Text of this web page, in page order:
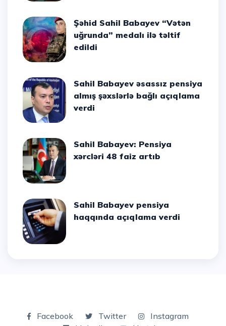
Şəhid Sahil Babayev “Vətən
uğrunda” medalı ilə təltif
edildi
Sahil Babayev əsassız pensiya
almış şəxslərlə bağlı açıqlama
verdi
Sahil Babayev: Pensiya
xərcləri 48 faiz artıb
Sahil Babayev pensiya
haqqında açıqlama verdi
Facebook Twitter
Instagram